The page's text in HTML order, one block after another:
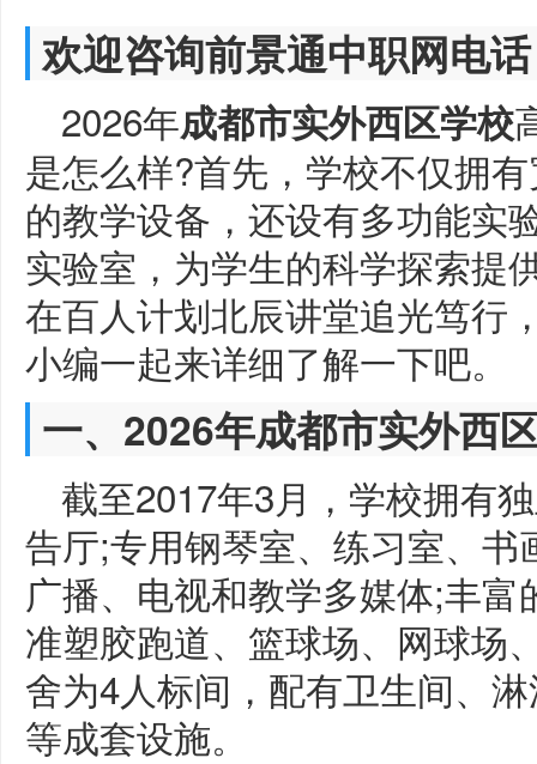
欢迎咨询前景通中职网电
2026年成都市实外西区学校
是怎么样?首先，学校不仅拥
的教学设备，还设有多功能实
实验室，为学生的科学探索提
在百人计划北辰讲堂追光笃行
小编一起来详细了解一下吧。
一、2026年成都市实外西
截至2017年3月，学校拥有
告厅;专用钢琴室、练习室、
广播、电视和教学多媒体;丰
准塑胶跑道、篮球场、网球场
舍为4人标间，配有卫生间、
等成套设施。